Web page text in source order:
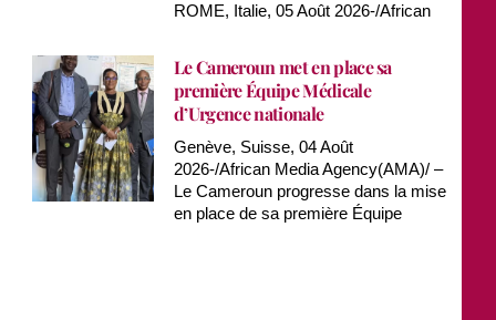
ROME, Italie, 05 Août 2026-/African
Le Cameroun met en place sa
première Équipe Médicale
d’Urgence nationale
Genève, Suisse, 04 Août
2026-/African Media Agency(AMA)/ –
Le Cameroun progresse dans la mise
en place de sa première Équipe